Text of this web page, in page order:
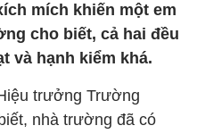
mích khiến một em
cho biết, cả hai đều
và hạnh kiểm khá.
trưởng Trường
nhà trường đã có